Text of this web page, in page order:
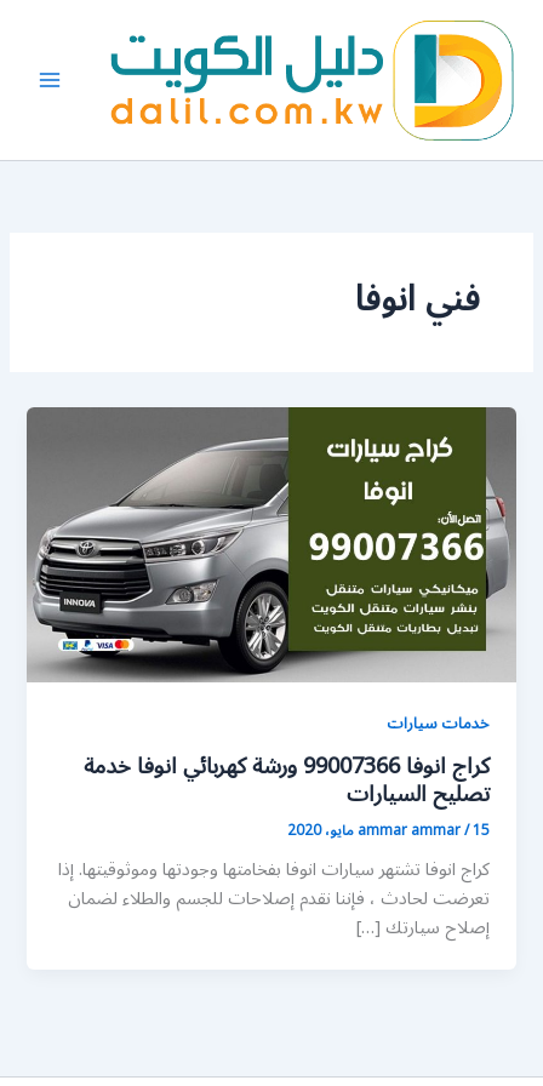
المحتوى
فني انوفا
خدمات سيارات
كراج انوفا 99007366 ورشة كهربائي انوفا خدمة
تصليح السيارات
ammar ammar/15 مايو، 2020
كراج انوفا تشتهر سيارات انوفا بفخامتها وجودتها وموثوقيتها. إذا
تعرضت لحادث ، فإننا نقدم إصلاحات للجسم والطلاء لضمان
إصلاح سيارتك […]